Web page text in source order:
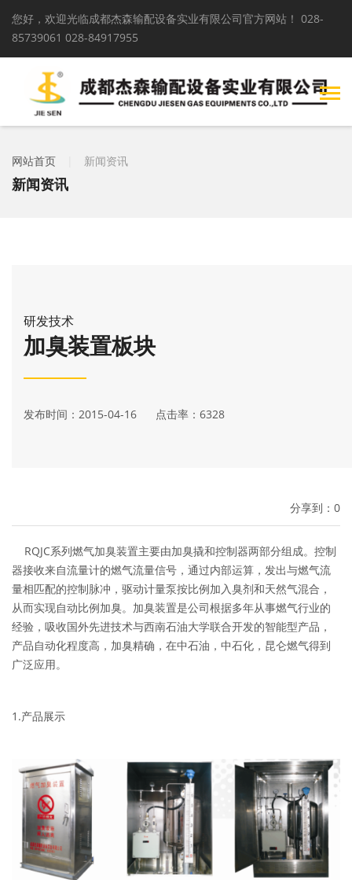
您好，欢迎光临成都杰森输配设备实业有限公司官方网站！ 028-
85739061 028-84917955
网站首页 新闻资讯
新闻资讯
研发技术
加臭装置板块
发布时间：2015-04-16 点击率：6328
分享到： 0
RQJC系列燃气加臭装置主要由加臭撬和控制器两部分组成。控制
器接收来自流量计的燃气流量信号，通过内部运算，发出与燃气流
量相匹配的控制脉冲，驱动计量泵按比例加入臭剂和天然气混合，
从而实现自动比例加臭。加臭装置是公司根据多年从事燃气行业的
经验，吸收国外先进技术与西南石油大学联合开发的智能型产品，
产品自动化程度高，加臭精确，在中石油，中石化，昆仑燃气得到
广泛应用。
1.产品展示